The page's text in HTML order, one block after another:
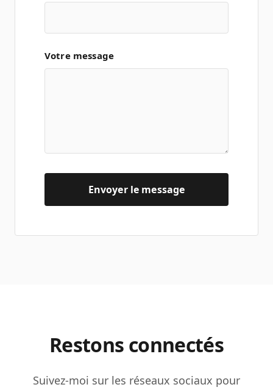
Votre message
Envoyer le message
Restons connectés
Suivez-moi sur les réseaux sociaux pour